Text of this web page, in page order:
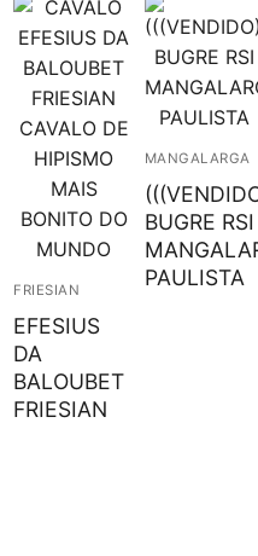
FRIESIAN
EFESIUS
DA
BALOUBET
FRIESIAN
MANGALARGA
BUGRE RSI
PAULISTA